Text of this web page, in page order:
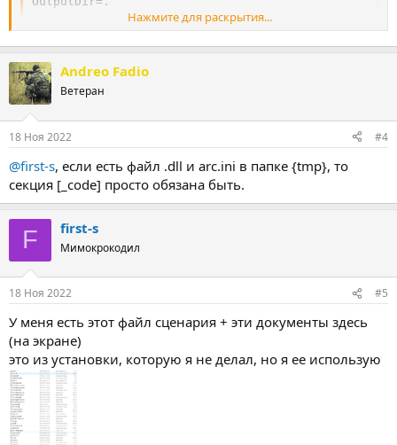
[Tasks]
Name: "Tacsk1"; Description: "Применить";
[Run]
Filename: "{src}\My_bat_file.bat"; Flags:
function CheckFileBin: Boolean;
begin
if
end;
procedure CurStepChanged(CurStep: TSetupStep);
begin
if CurStep = ssPostInstall then
  begin
   if IsTaskSelected('Tacsk1') then
    begin
if
if
    end;
  end;
Нажмите для раскрытия...
Andreo Fadio
Ветеран
18 Ноя 2022 #4
@first-s, если есть файл .dll и arc.ini в папке {tmp}, то
секция [_code] просто обязана быть.
F first-s
Мимокрокодил
18 Ноя 2022 #5
У меня есть этот файл сценария + эти документы здесь
(на экране)
это из установки, которую я не делал, но я ее использую